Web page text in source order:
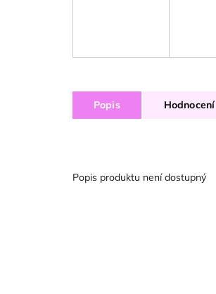
Popis Hodnocení
Popis produktu není dostupný